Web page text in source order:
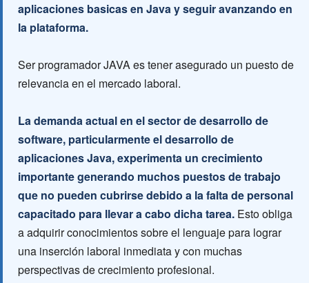
aplicaciones basicas en Java y seguir avanzando en
la plataforma.
Ser programador JAVA es tener asegurado un puesto de
relevancia en el mercado laboral.
La demanda actual en el sector de desarrollo de
software, particularmente el desarrollo de
aplicaciones Java, experimenta un crecimiento
importante generando muchos puestos de trabajo
que no pueden cubrirse debido a la falta de personal
capacitado para llevar a cabo dicha tarea. Esto obliga
a adquirir conocimientos sobre el lenguaje para lograr
una inserción laboral inmediata y con muchas
perspectivas de crecimiento profesional.